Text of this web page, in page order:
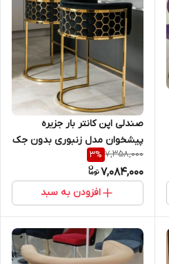
صندلی اپن کانتر بار جزیره
پیشخوان مدل زنبوری بدون جک
7,358,000
3%
7,084,000
افزودن به سبد